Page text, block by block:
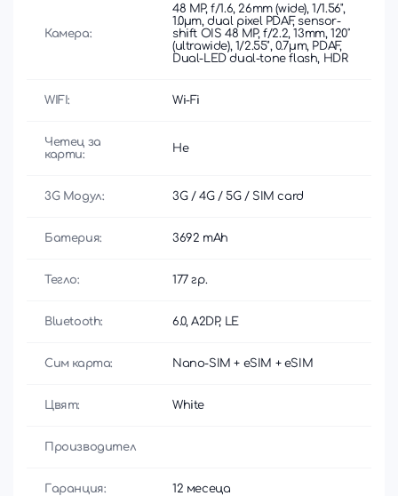
Камера:
48 MP, f/1.6, 26mm (wide), 1/1.56",
1.0µm, dual pixel PDAF, sensor-
shift OIS 48 MP, f/2.2, 13mm, 120˚
(ultrawide), 1/2.55", 0.7µm, PDAF,
Dual-LED dual-tone flash, HDR
WIFI: Wi-Fi
Четец за
карти:
Не
3G Модул: 3G / 4G / 5G / SIM card
Батерия: 3692 mAh
Тегло: 177 гр.
Bluetooth: 6.0, A2DP, LE
Сим карта: Nano-SIM + eSIM + eSIM
Цвят: White
Производител
Гаранция: 12 месеца